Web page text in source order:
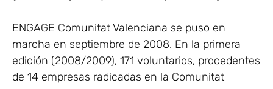
ENGAGE Comunitat Valenciana se puso en
marcha en septiembre de 2008. En la primera
edición (2008/2009), 171 voluntarios, procedentes
de 14 empresas radicadas en la Comunitat